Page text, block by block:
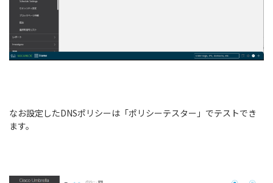
なお設定したDNSポリシーは「ポリシーテスター」でテストでき
ます。